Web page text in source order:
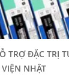
TRỢ ĐẶC TRỊ
VIỆN NHẬT